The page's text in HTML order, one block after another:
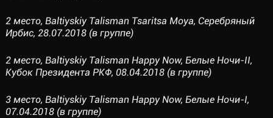
2 место, Baltiyskiy Talisman Tsaritsa Moya, Серебряный
Ирбис, 28.07.2018 (в группе)
2 место, Baltiyskiy Talisman Happy Now, Белые Ночи-II,
Кубок Президента РКФ, 08.04.2018 (в группе)
3 место, Baltiyskiy Talisman Happy Now, Белые Ночи-I,
07.04.2018 (в группе)